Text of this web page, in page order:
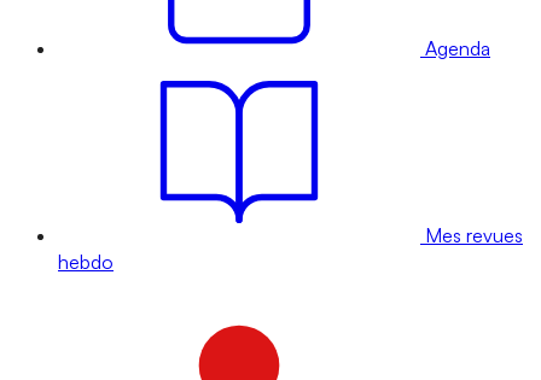
Agenda
Mes revues
hebdo